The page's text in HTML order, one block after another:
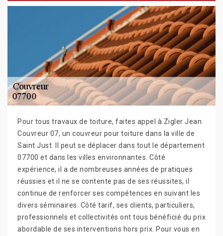
Pour tous travaux de toiture, faites appel à Zigler Jean
Couvreur 07, un couvreur pour toiture dans la ville de
Saint Just. Il peut se déplacer dans tout le département
07700 et dans les villes environnantes. Côté
expérience, il a de nombreuses années de pratiques
réussies et il ne se contente pas de ses réussites, il
continue de renforcer ses compétences en suivant les
divers séminaires. Côté tarif, ses clients, particuliers,
professionnels et collectivités ont tous bénéficié du prix
abordable de ses interventions hors prix. Pour vous en